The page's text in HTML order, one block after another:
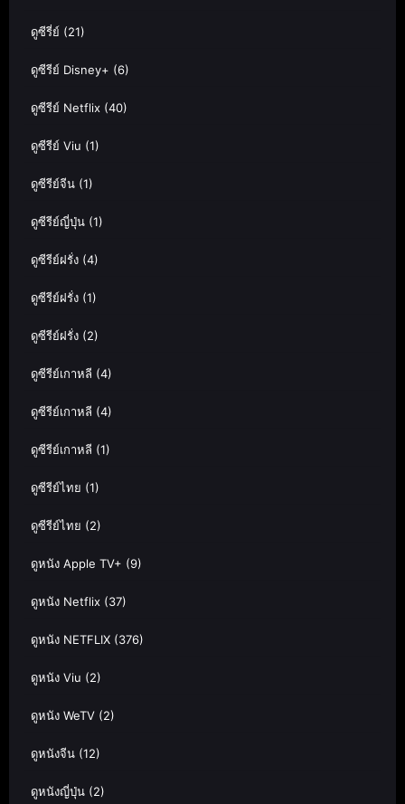
ดูซีรี่ย์ (21)
ดูซีรีย์ Disney+ (6)
ดูซีรีย์ Netflix (40)
ดูซีรีย์ Viu (1)
ดูซีรีย์จีน (1)
ดูซีรีย์ญี่ปุ่น (1)
ดูซีรีย์ฝรั่ง (4)
ดูซีรีย์ฝรั่ง (1)
ดูซีรีย์ฝรั่ง (2)
ดูซีรีย์เกาหลี (4)
ดูซีรีย์เกาหลี (4)
ดูซีรีย์เกาหลี (1)
ดูซีรีย์ไทย (1)
ดูซีรีย์ไทย (2)
ดูหนัง Apple TV+ (9)
ดูหนัง Netflix (37)
ดูหนัง NETFLIX (376)
ดูหนัง Viu (2)
ดูหนัง WeTV (2)
ดูหนังจีน (12)
ดูหนังญี่ปุ่น (2)